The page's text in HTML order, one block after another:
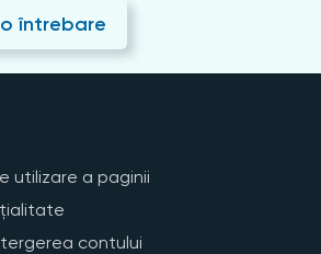
întrebare
utilizare a paginii
contului